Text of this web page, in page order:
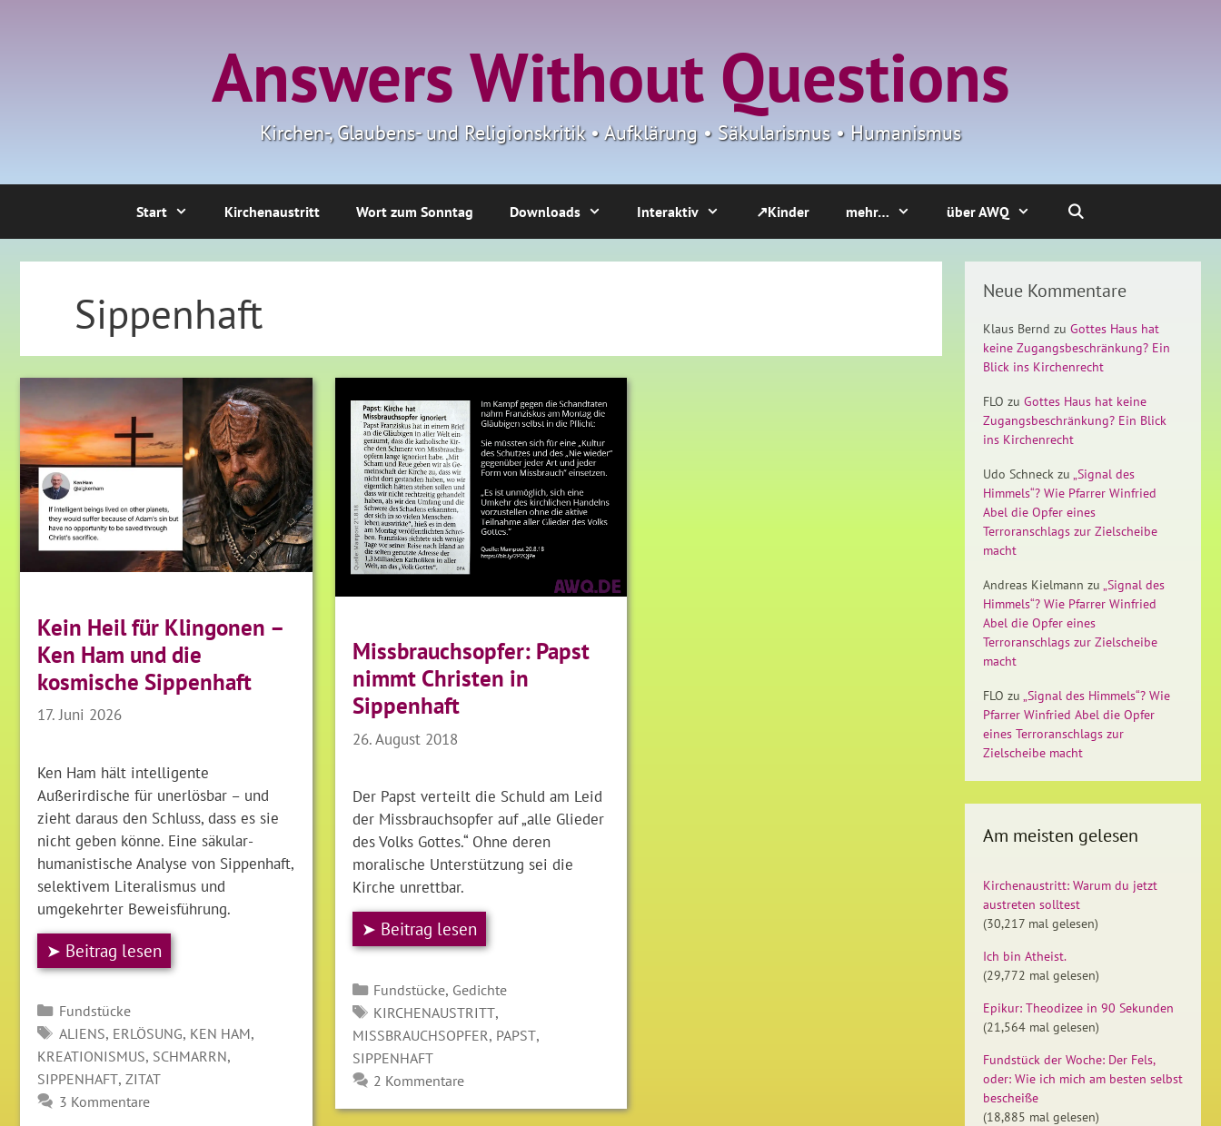
Answers Without Questions
Kirchen-, Glaubens- und Religionskritik • Aufklärung • Säkularismus • Humanismus
Start Kirchenaustritt Wort zum Sonntag Downloads Interaktiv ↗Kinder mehr… über AWQ
Sippenhaft
Kein Heil für Klingonen –
Ken Ham und die
kosmische Sippenhaft
17. Juni 2026
Ken Ham hält intelligente
Außerirdische für unerlösbar – und
zieht daraus den Schluss, dass es sie
nicht geben könne. Eine säkular-
humanistische Analyse von Sippenhaft,
selektivem Literalismus und
umgekehrter Beweisführung.
➤ Beitrag lesen
Kategorien
Fundstücke
SCHLAGWÖRTER
ALIENS, ERLÖSUNG, KEN HAM,
KREATIONISMUS, SCHMARRN,
SIPPENHAFT,ZITAT
3 Kommentare
Missbrauchsopfer: Papst
nimmt Christen in
Sippenhaft
26. August 2018
Der Papst verteilt die Schuld am Leid
der Missbrauchsopfer auf „alle Glieder
des Volks Gottes.“ Ohne deren
moralische Unterstützung sei die
Kirche unrettbar.
➤ Beitrag lesen
Kategorien
Fundstücke, Gedichte
SCHLAGWÖRTER
KIRCHENAUSTRITT,
MISSBRAUCHSOPFER, PAPST,
SIPPENHAFT
2 Kommentare
Neue Kommentare
Klaus Bernd zu Gottes Haus hat
keine Zugangsbeschränkung? Ein
Blick ins Kirchenrecht
FLO zu Gottes Haus hat keine
Zugangsbeschränkung? Ein Blick
ins Kirchenrecht
Udo Schneck zu „Signal des
Himmels“? Wie Pfarrer Winfried
Abel die Opfer eines
Terroranschlags zur Zielscheibe
macht
Andreas Kielmann zu „Signal des
Himmels“? Wie Pfarrer Winfried
Abel die Opfer eines
Terroranschlags zur Zielscheibe
macht
FLO zu „Signal des Himmels“? Wie
Pfarrer Winfried Abel die Opfer
eines Terroranschlags zur
Zielscheibe macht
Am meisten gelesen
Kirchenaustritt: Warum du jetzt
austreten solltest
(30,217 mal gelesen)
Ich bin Atheist.
(29,772 mal gelesen)
Epikur: Theodizee in 90 Sekunden
(21,564 mal gelesen)
Fundstück der Woche: Der Fels,
oder: Wie ich mich am besten selbst
bescheiße
(18,885 mal gelesen)